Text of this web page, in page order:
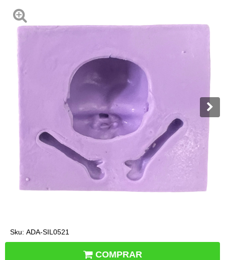
Sku: ADA-SIL0521
COMPRAR